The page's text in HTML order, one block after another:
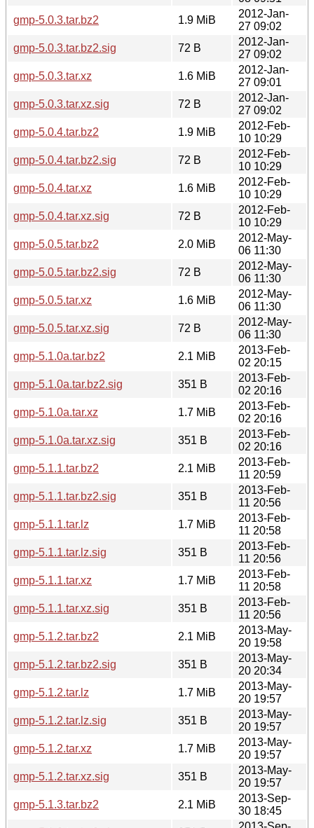
gmp-5.0.3.tar.bz2
1.9 MiB
2012-Jan-
27 09:02
gmp-5.0.3.tar.bz2.sig
72 B
2012-Jan-
27 09:02
gmp-5.0.3.tar.xz
1.6 MiB
2012-Jan-
27 09:01
gmp-5.0.3.tar.xz.sig
72 B
2012-Jan-
27 09:02
gmp-5.0.4.tar.bz2
1.9 MiB
2012-Feb-
10 10:29
gmp-5.0.4.tar.bz2.sig
72 B
2012-Feb-
10 10:29
gmp-5.0.4.tar.xz
1.6 MiB
2012-Feb-
10 10:29
gmp-5.0.4.tar.xz.sig
72 B
2012-Feb-
10 10:29
gmp-5.0.5.tar.bz2
2.0 MiB
2012-May-
06 11:30
gmp-5.0.5.tar.bz2.sig
72 B
2012-May-
06 11:30
gmp-5.0.5.tar.xz
1.6 MiB
2012-May-
06 11:30
gmp-5.0.5.tar.xz.sig
72 B
2012-May-
06 11:30
gmp-5.1.0a.tar.bz2
2.1 MiB
2013-Feb-
02 20:15
gmp-5.1.0a.tar.bz2.sig
351 B
2013-Feb-
02 20:16
gmp-5.1.0a.tar.xz
1.7 MiB
2013-Feb-
02 20:16
gmp-5.1.0a.tar.xz.sig
351 B
2013-Feb-
02 20:16
gmp-5.1.1.tar.bz2
2.1 MiB
2013-Feb-
11 20:59
gmp-5.1.1.tar.bz2.sig
351 B
2013-Feb-
11 20:56
gmp-5.1.1.tar.lz
1.7 MiB
2013-Feb-
11 20:58
gmp-5.1.1.tar.lz.sig
351 B
2013-Feb-
11 20:56
gmp-5.1.1.tar.xz
1.7 MiB
2013-Feb-
11 20:58
gmp-5.1.1.tar.xz.sig
351 B
2013-Feb-
11 20:56
gmp-5.1.2.tar.bz2
2.1 MiB
2013-May-
20 19:58
gmp-5.1.2.tar.bz2.sig
351 B
2013-May-
20 20:34
gmp-5.1.2.tar.lz
1.7 MiB
2013-May-
20 19:57
gmp-5.1.2.tar.lz.sig
351 B
2013-May-
20 19:57
gmp-5.1.2.tar.xz
1.7 MiB
2013-May-
20 19:57
gmp-5.1.2.tar.xz.sig
351 B
2013-May-
20 19:57
gmp-5.1.3.tar.bz2
2.1 MiB
2013-Sep-
30 18:45